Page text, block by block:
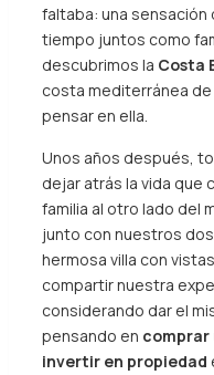
faltaba: una sensación
tiempo juntos como
descubrimos la Costa
costa mediterránea de
pensar en ella.
Unos años después,
dejar atrás la vida que
familia al otro lado del
junto con nuestros
hermosa villa con
compartir nuestra
considerando dar el
pensando en comprar
invertir en propiedad